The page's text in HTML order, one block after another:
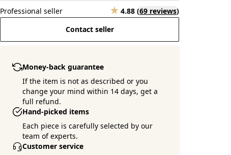
Professional seller 4.88 (69 reviews)
Contact seller
Money-back guarantee
If the item is not as described or you
change your mind within 14 days, get a
full refund.
Hand-picked items
Each piece is carefully selected by our
team of experts.
Customer service